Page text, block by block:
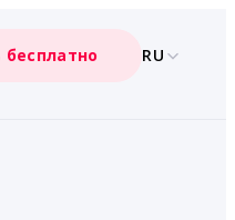
бесплатно RU